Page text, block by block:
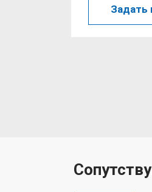
Задать